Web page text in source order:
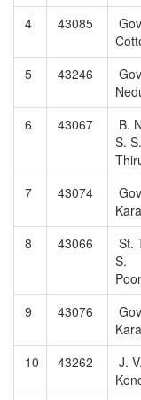
4 43085
5 43246
6 43067
B.
S. S.
7 43074
8 43066
St.
S.
9 43076
10 43262
J.